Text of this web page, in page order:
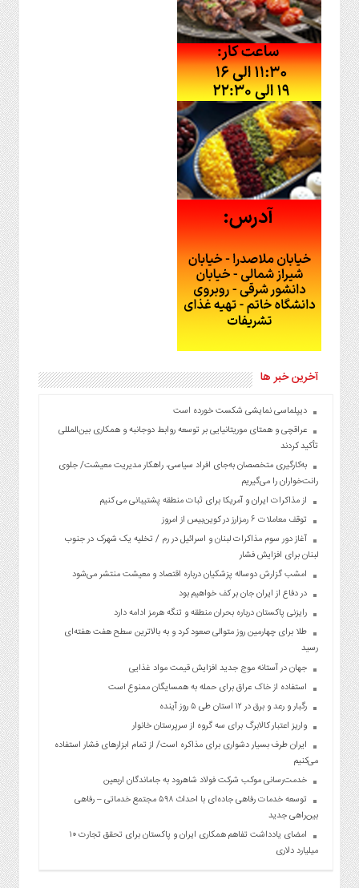
آخرین خبر ها
دیپلماسی نمایشی شکست خورده است
عراقچی و همتای موریتانیایی بر توسعه روابط دوجانبه و همکاری بین‌المللی
تأکید کردند
به‌کارگیری متخصصان به‌جای افراد سیاسی، راهکار مدیریت معیشت/ جلوی
رانت‌خواران را می‌گیریم
از مذاکرات ایران و آمریکا برای ثبات منطقه پشتیبانی می کنیم
توقف معاملات ۶ رمزارز در کوین‌بیس از امروز
آغاز دور سوم مذاکرات لبنان و اسرائیل در رم / تخلیه یک شهرک در جنوب
لبنان برای افزایش فشار
امشب گزارش دوساله پزشکیان درباره اقتصاد و معیشت منتشر می‌شود
در دفاع از ایران جان بر کف خواهیم بود
رایزنی پاکستان درباره بحران منطقه و تنگه هرمز ادامه دارد
طلا برای چهارمین روز متوالی صعود کرد و به بالاترین سطح هفت هفته‌ای
رسید
جهان در آستانه موج جدید افزایش قیمت مواد غذایی
استفاده از خاک عراق برای حمله به همسایگان ممنوع است
رگبار و رعد و برق در ۱۲ استان طی ۵ روز آینده
واریز اعتبار کالابرگ برای سه گروه از سرپرستان خانوار
ایران طرف بسیار دشواری برای مذاکره است/ از تمام ابزارهای فشار استفاده
می‌کنیم
خدمت‌رسانی موکب شرکت فولاد شاهرود به جاماندگان اربعین
توسعه خدمات رفاهی جاده‌ای با احداث ۵۹۸ مجتمع خدماتی – رفاهی
بین‌راهی جدید
امضای یادداشت تفاهم همکاری ایران و پاکستان برای تحقق تجارت ۱۰
میلیارد دلاری